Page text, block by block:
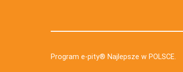
Program e-pity® Najlepsze w POLSCE.